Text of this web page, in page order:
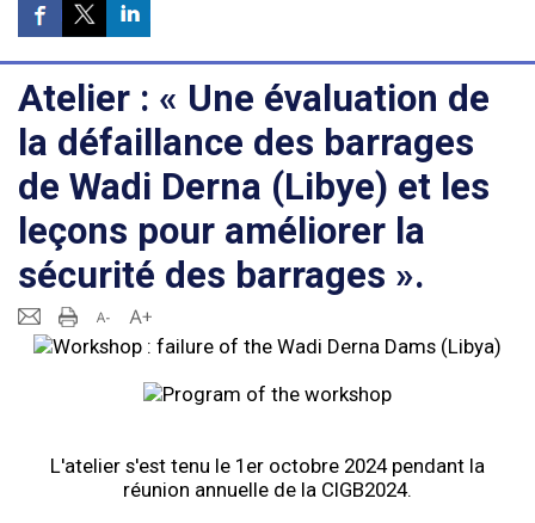
Atelier : « Une évaluation de
la défaillance des barrages
de Wadi Derna (Libye) et les
leçons pour améliorer la
sécurité des barrages ».
L'atelier s'est tenu le 1er octobre 2024 pendant la
réunion annuelle de la CIGB2024.